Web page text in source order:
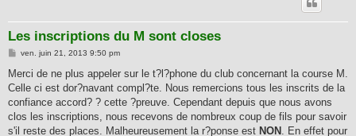
Les inscriptions du M sont closes
M
s
a
g
ven. juin 21, 2013 9:50 pm
Merci de ne plus appeler sur le t?l?phone du club concernant la course M.
Celle ci est dor?navant compl?te. Nous remercions tous les inscrits de la
confiance accord? ? cette ?preuve. Cependant depuis que nous avons
clos les inscriptions, nous recevons de nombreux coup de fils pour savoir
s'il reste des places. Malheureusement la r?ponse est NON . En effet pour